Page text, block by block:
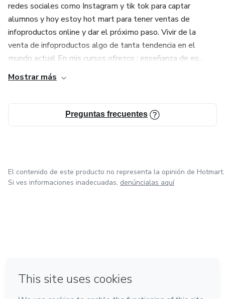
redes sociales como Instagram y tik tok para captar
alumnos y hoy estoy hot mart para tener ventas de
infoproductos online y dar el próximo paso. Vivir de la
venta de infoproductos algo de tanta tendencia en el
mundo actual En mis cursos ofrezco : enseñanza de es...
Mostrar más
Preguntas frecuentes
El contenido de este producto no representa la opinión de Hotmart.
Si ves informaciones inadecuadas, denúncialas aquí
Hecho con❤ en Belo Horizonte